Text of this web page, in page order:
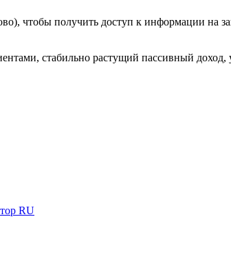
чтобы получить доступ к информации на
стабильно растущий пассивный доход,